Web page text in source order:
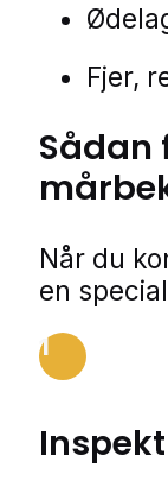
Fjer,
Sådan
Når du
en
1